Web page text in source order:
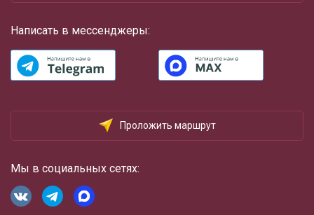
Написать в мессенджеры:
Проложить маршрут
Мы в социальных сетях: